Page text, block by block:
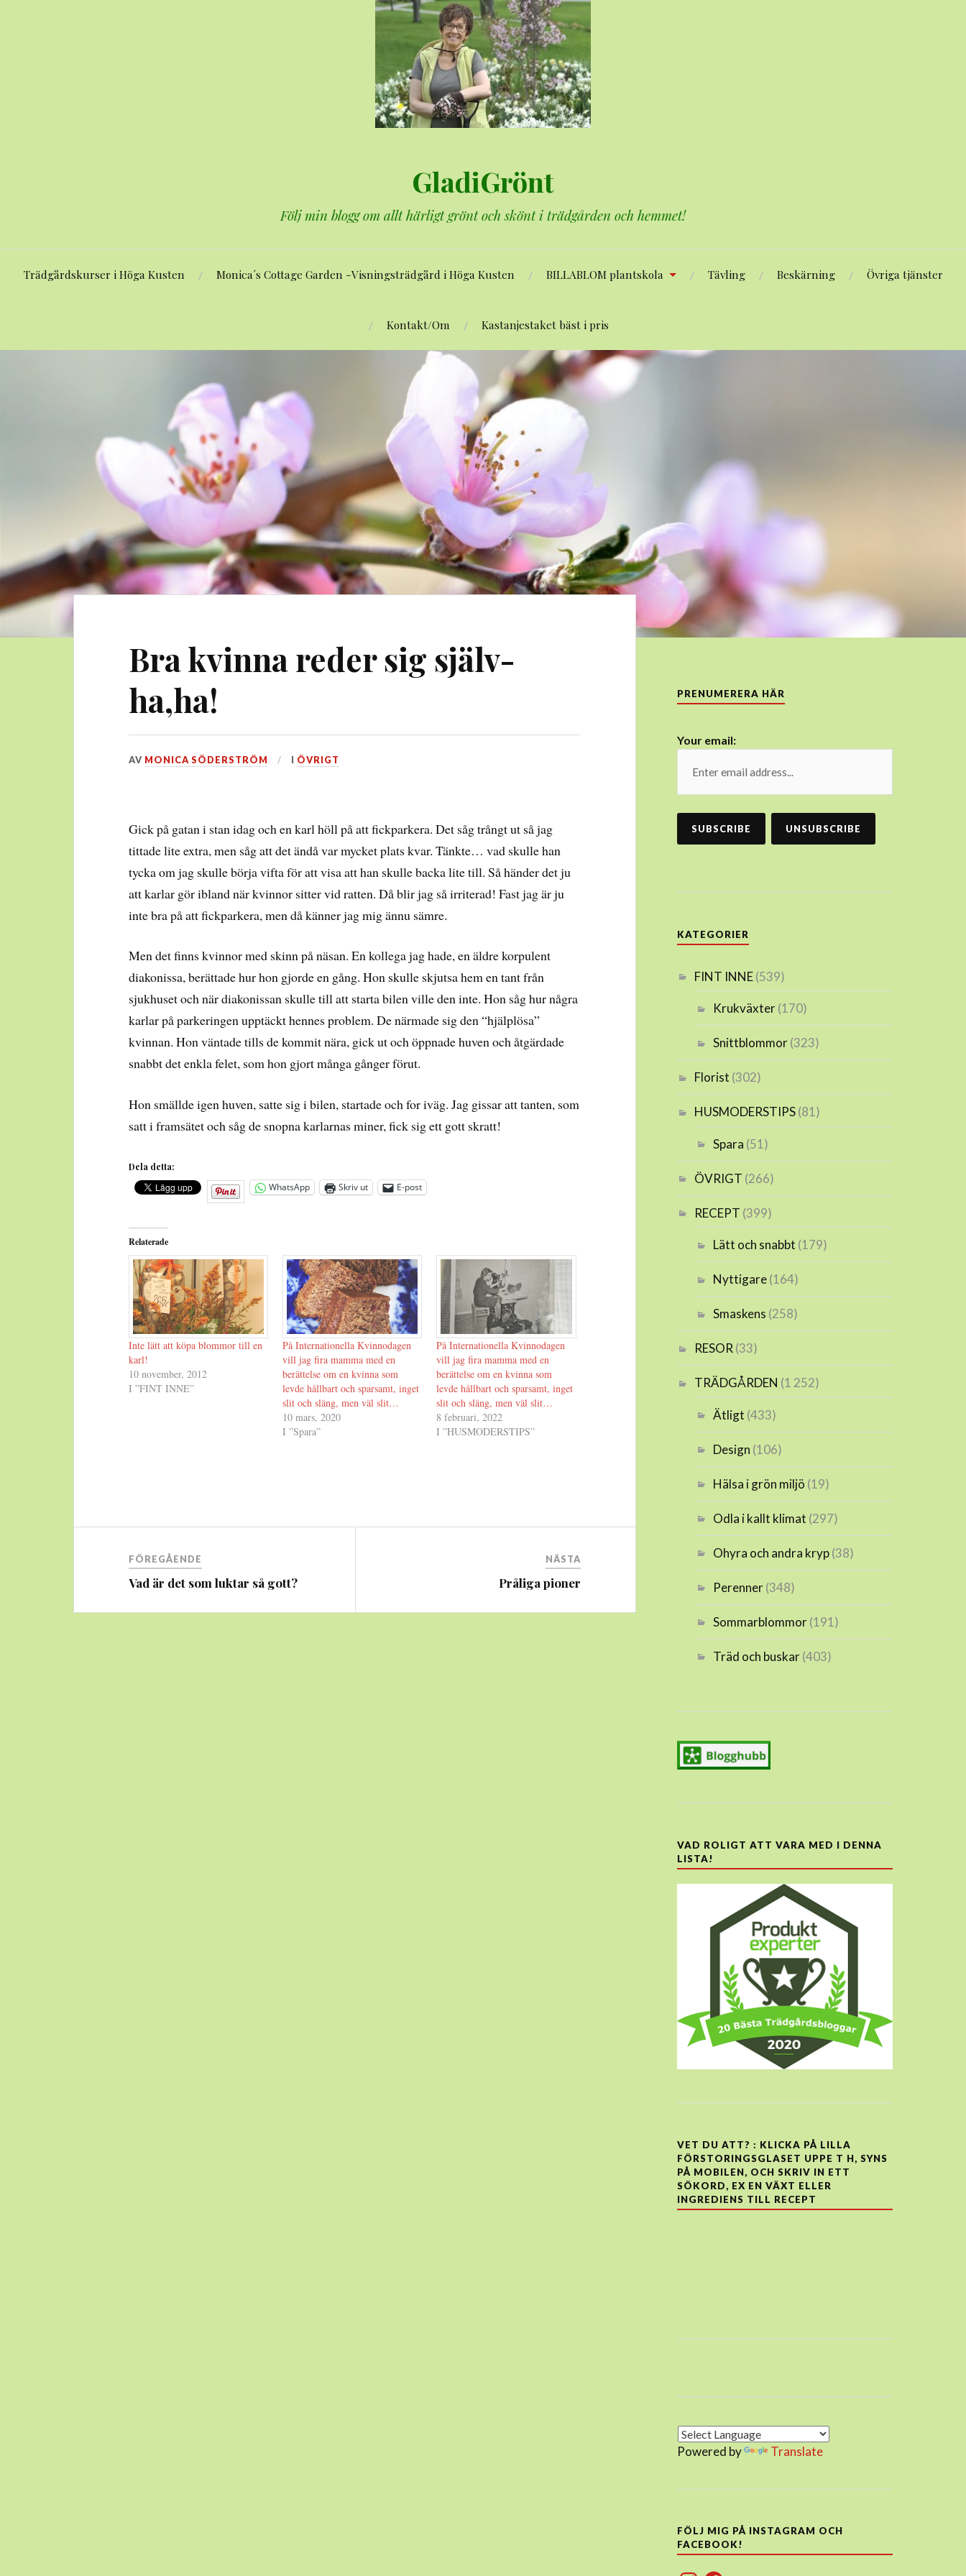
GladiGrönt
Följ min blogg om allt härligt grönt och skönt i trädgården och hemmet!
Trädgårdskurser i Höga Kusten Monica´s Cottage Garden -Visningsträdgård i Höga Kusten BILLABLOM plantskola Tävling Beskärning Övriga tjänster
Kontakt/Om Kastanjestaket bäst i pris
Bra kvinna reder sig själv-
ha,ha!
DEN
AV MONICA SÖDERSTRÖM I ÖVRIGT
Gick på gatan i stan idag och en karl höll på att fickparkera. Det såg trångt ut så jag
tittade lite extra, men såg att det ändå var mycket plats kvar. Tänkte… vad skulle han
tycka om jag skulle börja vifta för att visa att han skulle backa lite till. Så händer det ju
att karlar gör ibland när kvinnor sitter vid ratten. Då blir jag så irriterad! Fast jag är ju
inte bra på att fickparkera, men då känner jag mig ännu sämre.
Men det finns kvinnor med skinn på näsan. En kollega jag hade, en äldre korpulent
diakonissa, berättade hur hon gjorde en gång. Hon skulle skjutsa hem en tant från
sjukhuset och när diakonissan skulle till att starta bilen ville den inte. Hon såg hur några
karlar på parkeringen upptäckt hennes problem. De närmade sig den “hjälplösa”
kvinnan. Hon väntade tills de kommit nära, gick ut och öppnade huven och åtgärdade
snabbt det enkla felet, som hon gjort många gånger förut.
Hon smällde igen huven, satte sig i bilen, startade och for iväg. Jag gissar att tanten, som
satt i framsätet och såg de snopna karlarnas miner, fick sig ett gott skratt!
Dela detta:
WhatsApp Skriv ut E-post
Relaterade
Inte lätt att köpa blommor till en
karl!
10 november, 2012
I ”FINT INNE”
På Internationella Kvinnodagen
vill jag fira mamma med en
berättelse om en kvinna som
levde hållbart och sparsamt, inget
slit och släng, men väl slit…
10 mars, 2020
I ”Spara”
På Internationella Kvinnodagen
vill jag fira mamma med en
berättelse om en kvinna som
levde hållbart och sparsamt, inget
slit och släng, men väl slit…
8 februari, 2022
I ”HUSMODERSTIPS”
FÖREGÅENDE
Vad är det som luktar så gott?
NÄSTA
Pråliga pioner
PRENUMERERA HÄR
Your email:
KATEGORIER
FINT INNE(539)
Krukväxter(170)
Snittblommor(323)
Florist (302)
HUSMODERSTIPS(81)
Spara (51)
ÖVRIGT (266)
RECEPT (399)
Lätt och snabbt (179)
Nyttigare(164)
Smaskens (258)
RESOR (33)
TRÄDGÅRDEN (1 252)
Ätligt (433)
Design (106)
Hälsa i grön miljö (19)
Odla i kallt klimat (297)
Ohyra och andra kryp(38)
Perenner(348)
Sommarblommor(191)
Träd och buskar(403)
VAD ROLIGT ATT VARA MED I DENNA
LISTA!
VET DU ATT? : KLICKA PÅ LILLA
FÖRSTORINGSGLASET UPPE T H, SYNS
PÅ MOBILEN, OCH SKRIV IN ETT
SÖKORD, EX EN VÄXT ELLER
INGREDIENS TILL RECEPT
Powered by Translate
FÖLJ MIG PÅ INSTAGRAM OCH
FACEBOOK!